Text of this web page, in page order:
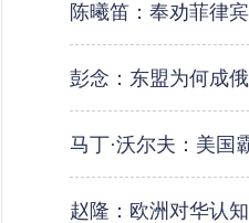
陈曦笛：奉劝菲律
彭念：东盟为何成
马丁·沃尔夫：美国
赵隆：欧洲对华认